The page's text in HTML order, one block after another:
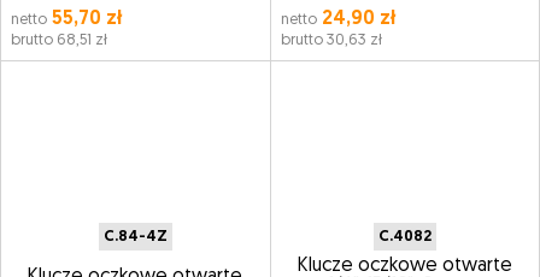
netto 55,70 zł
brutto 68,51 zł
netto24,90 zł
brutto 30,63 zł
C.84-4Z C.4082
Klucze oczkowe otwarte